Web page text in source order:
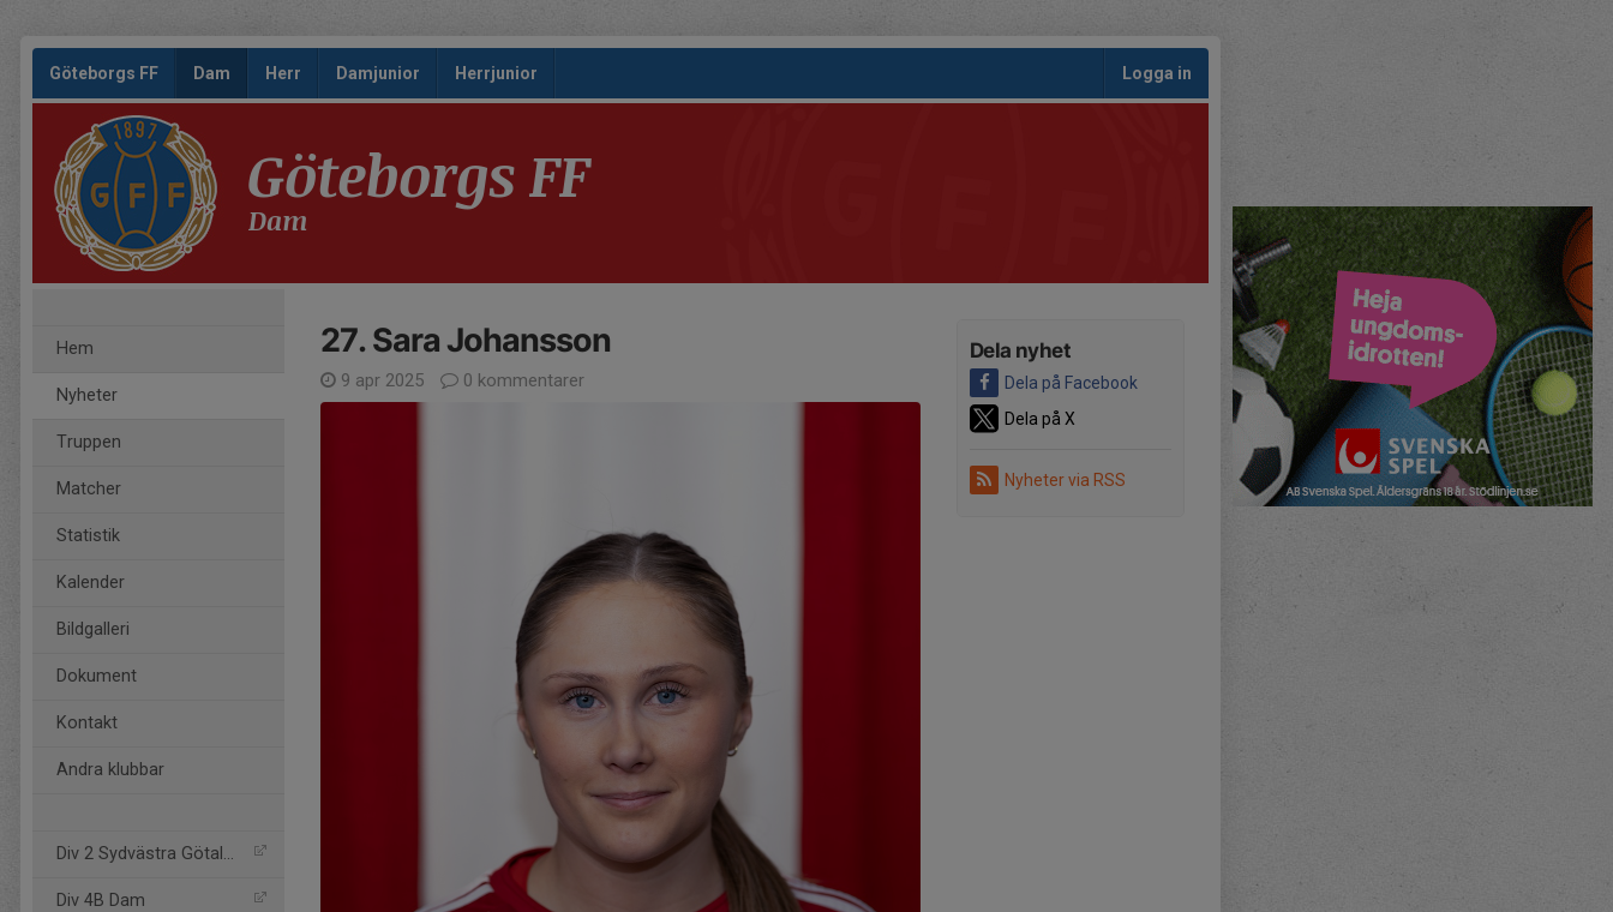
Göteborgs FF Dam Herr Damjunior Herrjunior Logga in
Göteborgs FF
Dam
Hem
Nyheter
Truppen
Matcher
Statistik
Kalender
Bildgalleri
Dokument
Kontakt
Andra klubbar
Div 2 Sydvästra Götaland
Div 4B Dam
Dela nyhet
Dela på Facebook
Dela på X
Nyheter via RSS
27. Sara Johansson
9 apr 2025 0 kommentarer